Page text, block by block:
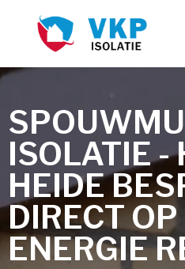
ISOLATIE -
HEIDE
DIRECT
ENERGIE